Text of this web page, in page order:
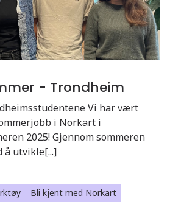
- Trondheim
Vi har vært
i Norkart i
2025! Gjennom sommeren
å utvikle[...]
Bli kjent med Norkart